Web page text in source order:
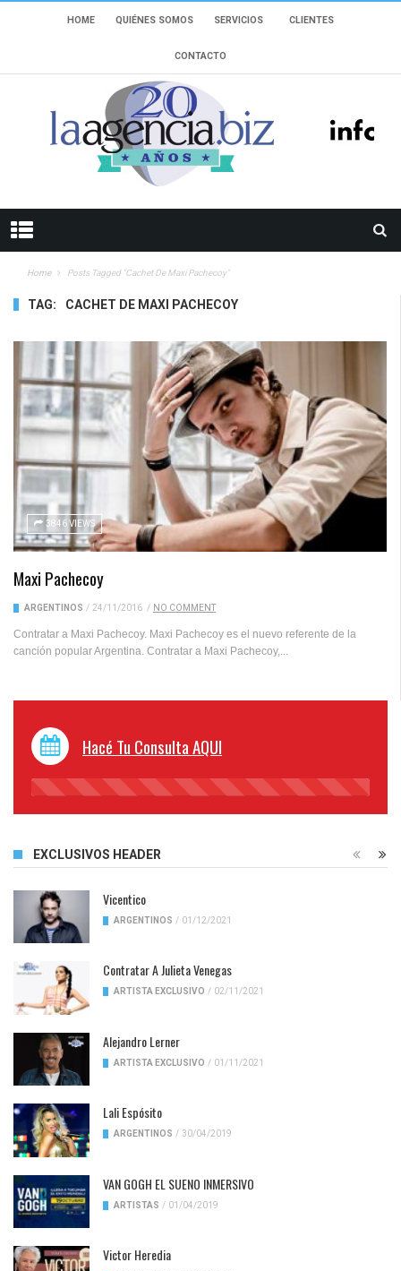
HOME QUIÉNES SOMOS SERVICIOS CLIENTES
CONTACTO
Home Posts Tagged "cachet De Maxi Pachecoy"
TAG: CACHET DE MAXI PACHECOY
3846 VIEWS
Maxi Pachecoy
ARGENTINOS / 24/11/2016 / NO COMMENT
Contratar a Maxi Pachecoy. Maxi Pachecoy es el nuevo referente de la
canción popular Argentina. Contratar a Maxi Pachecoy,...
Hacé Tu Consulta AQUI
45%
EXCLUSIVOS HEADER
Vicentico
ARGENTINOS / 01/12/2021
Contratar A Julieta Venegas
ARTISTA EXCLUSIVO / 02/11/2021
Alejandro Lerner
ARTISTA EXCLUSIVO / 01/11/2021
Lali Espósito
ARGENTINOS / 30/04/2019
VAN GOGH EL SUENO INMERSIVO
ARTISTAS / 01/04/2019
Victor Heredia